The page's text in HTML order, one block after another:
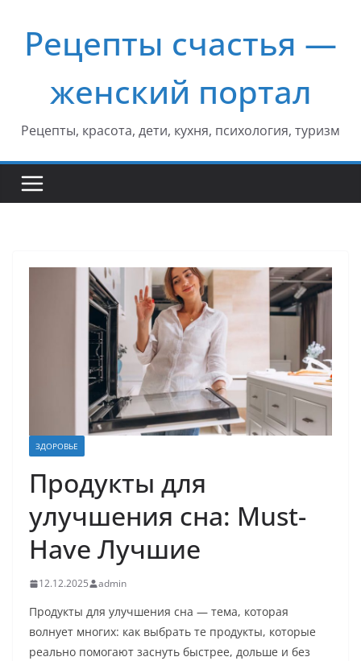
содержимому
Рецепты счастья —
женский портал
Рецепты, красота, дети, кухня, психология, туризм
ЗДОРОВЬЕ
Продукты для
улучшения сна: Must-
Have Лучшие
12.12.2025 admin
Продукты для улучшения сна — тема, которая
волнует многих: как выбрать те продукты, которые
реально помогают заснуть быстрее, дольше и без